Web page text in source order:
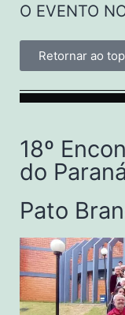
O EVENTO
Retornar ao
18º
do Paraná
Pato